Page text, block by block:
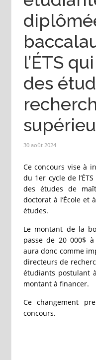
l’ÉTS
des
30 août 2024
Ce concours vise à
du 1er cycle de
des études de
doctorat à l’École et
études.
Le montant de la
passe de 20 000$
aura donc comme
directeurs de
étudiants postulant
montant à financer.
Ce changement
concours.